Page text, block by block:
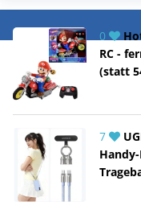
0
RC -
(statt
7